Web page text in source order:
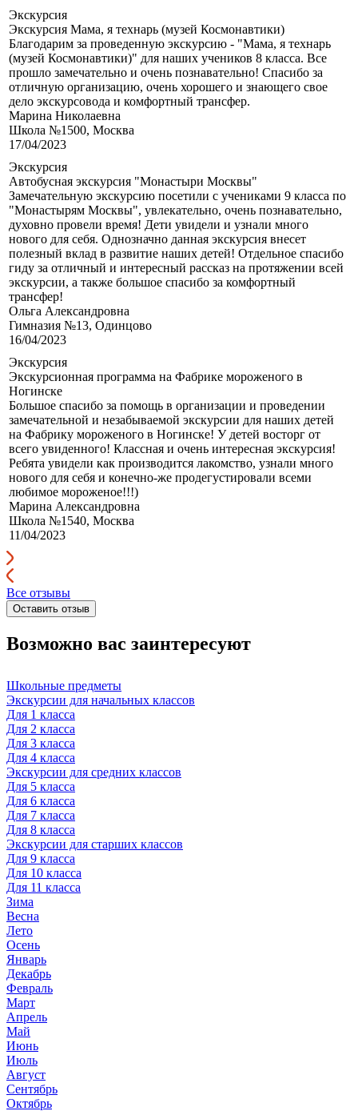
Экскурсия
Экскурсия Мама, я технарь (музей Космонавтики)
Благодарим за проведенную экскурсию - "Мама, я технарь
(музей Космонавтики)" для наших учеников 8 класса. Все
прошло замечательно и очень познавательно! Спасибо за
отличную организацию, очень хорошего и знающего свое
дело экскурсовода и комфортный трансфер.
Марина Николаевна
Школа №1500, Москва
17/04/2023
Экскурсия
Автобусная экскурсия "Монастыри Москвы"
Замечательную экскурсию посетили с учениками 9 класса по
"Монастырям Москвы", увлекательно, очень познавательно,
духовно провели время! Дети увидели и узнали много
нового для себя. Однозначно данная экскурсия внесет
полезный вклад в развитие наших детей! Отдельное спасибо
гиду за отличный и интересный рассказ на протяжении всей
экскурсии, а также большое спасибо за комфортный
трансфер!
Ольга Александровна
Гимназия №13, Одинцово
16/04/2023
Экскурсия
Экскурсионная программа на Фабрике мороженого в
Ногинске
Большое спасибо за помощь в организации и проведении
замечательной и незабываемой экскурсии для наших детей
на Фабрику мороженого в Ногинске! У детей восторг от
всего увиденного! Классная и очень интересная экскурсия!
Ребята увидели как производится лакомство, узнали много
нового для себя и конечно-же продегустировали всеми
любимое мороженое!!!)
Марина Александровна
Школа №1540, Москва
11/04/2023
Все отзывы
Оставить отзыв
Возможно вас заинтересуют
Школьные предметы
Экскурсии для начальных классов
Для 1 класса
Для 2 класса
Для 3 класса
Для 4 класса
Экскурсии для средних классов
Для 5 класса
Для 6 класса
Для 7 класса
Для 8 класса
Экскурсии для старших классов
Для 9 класса
Для 10 класса
Для 11 класса
Зима
Весна
Лето
Осень
Январь
Декабрь
Февраль
Март
Апрель
Май
Июнь
Июль
Август
Сентябрь
Октябрь